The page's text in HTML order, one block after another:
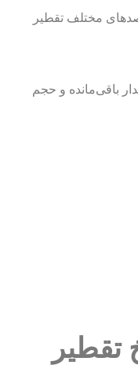
مختلف تقطیر
باقی‌مانده و حجم
تقطیر